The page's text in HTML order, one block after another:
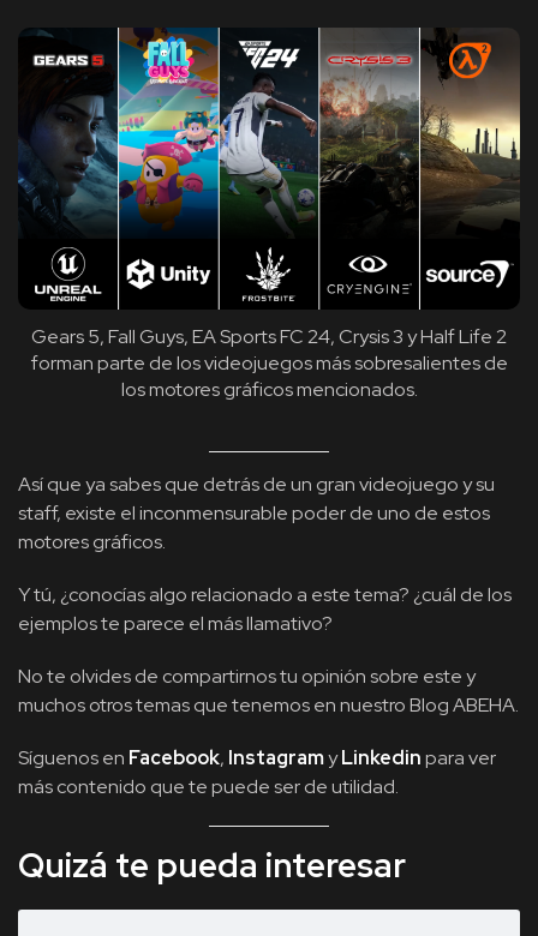
Gears 5, Fall Guys, EA Sports FC 24, Crysis 3 y Half Life 2
forman parte de los videojuegos más sobresalientes de
los motores gráficos mencionados.
Así que ya sabes que detrás de un gran videojuego y su
staff, existe el inconmensurable poder de uno de estos
motores gráficos.
Y tú, ¿conocías algo relacionado a este tema? ¿cuál de los
ejemplos te parece el más llamativo?
No te olvides de compartirnos tu opinión sobre este y
muchos otros temas que tenemos en nuestro Blog ABEHA.
Síguenos en Facebook, InstagramyLinkedinpara ver
más contenido que te puede ser de utilidad.
Quizá te pueda interesar